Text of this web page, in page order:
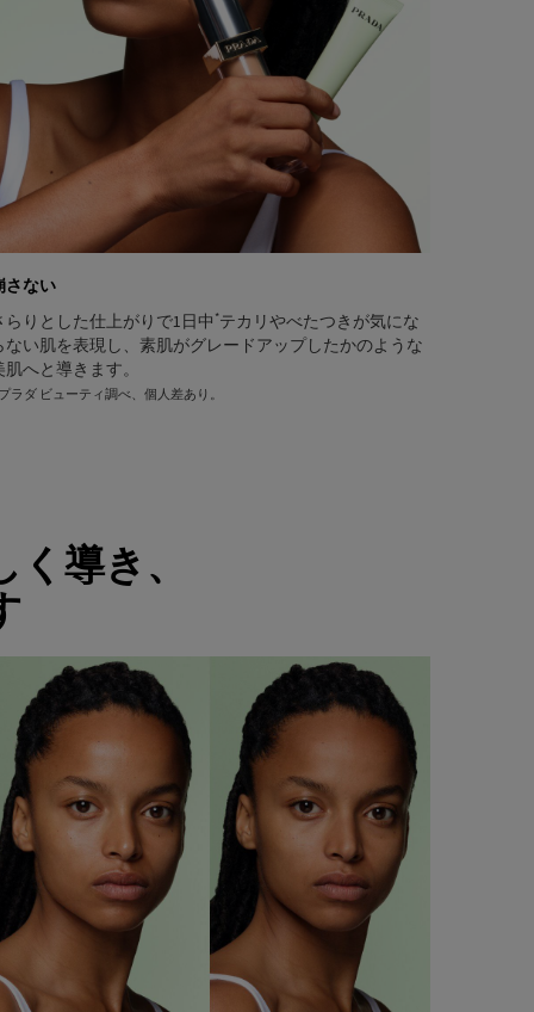
さない
らりとした仕上がりで1日中*テカリやべたつきが気にな
ない肌を表現し、素肌がグレードアップしたかのような
肌へと導きます。
ラダ ビューティ調べ、個人差あり。
導き、